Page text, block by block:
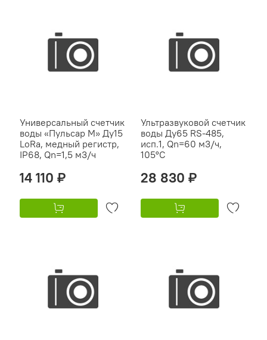
Универсальный счетчик
воды «Пульсар М» Ду15
LoRa, медный регистр,
IP68, Qn=1,5 м3/ч
14 110 ₽
Ультразвуковой счетчик
воды Ду65 RS-485,
исп.1, Qn=60 м3/ч,
105°C
28 830 ₽